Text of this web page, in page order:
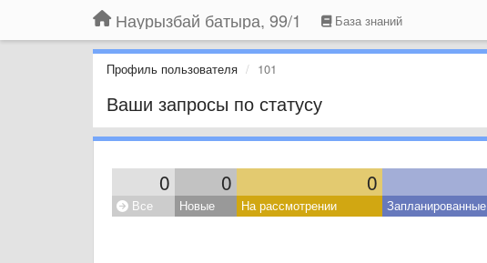
Наурызбай батыра, 99/1 База знаний
Профиль пользователя 101
Ваши запросы по статусу
0 0 0
Все Новые На рассмотрении Запланированные